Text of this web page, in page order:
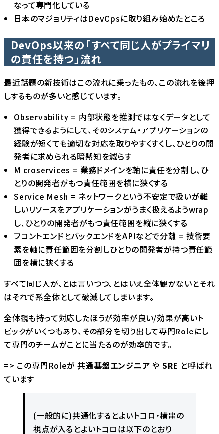
なって専門化している
日本のマジョリティはDevOpsに取り組み始めたところ
DevOps以来の「すべて同じ人がプライマリ
の責任を持つ」流れ
最近話題の新技術はこの流れに乗ったもの、この流れを後押
しするものが多いと感じています。
Observability = 内部状態を推測ではなくデータとして
獲得できるようにして、そのシステム・アプリケーションの
経験が短くても適切な対応を取りやすくすくし、ひとりの開
発者に求められる暗黙知を減らす
Microservices = 業務ドメインを軸に責任を分割し、ひ
とりの開発者がもつ責任範囲を横に狭くする
Service Mesh = ネットワークという不安定で扱いが難
しいリソースをアプリケーションがうまく扱えるようwrap
し、ひとりの開発者がもつ責任範囲を縦に狭くする
フロントエンドとバックエンドをAPIなどで分離 = 技術要
素を軸に責任範囲を分割しひとりの開発者が持つ責任範
囲を横に狭くする
すべて同じ人が、とは言いつつ、とはいえ全体観がないとそれ
はそれで系全体として破滅してしまいます。
全体観も持って対応したほうが効率が良い/効果が高いト
ピックがいくつもあり、その部分を切り出して専門Roleにし
て専門のチームがことに当たるのが効率的です。
=> この専門Roleが共通基盤エンジニア やSRE と呼ばれ
ています
(一般的に)共通化するとよいトコロ・横串の
視点が入るとよいトコロは以下のとおり